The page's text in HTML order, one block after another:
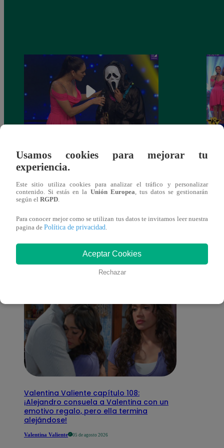
Programa completo
gala
También te puede
interesar
Valentina Valiente capítulo 108:
¡Alejandro consuela a Valentina con un
emotivo regalo, pero ella termina
alejándose!
Valentina Valiente 05 de agosto 2026
Usamos cookies para mejorar tu
experiencia.
Este sitio utiliza cookies para analizar el tráfico y personalizar
contenido. Si estás en la Unión Europea, tus datos se gestionarán
según el RGPD.
Para conocer mejor como se utilizan tus datos te invitamos leer nuestra
pagina de Política de privacidad.
Aceptar Cookies
Rechazar